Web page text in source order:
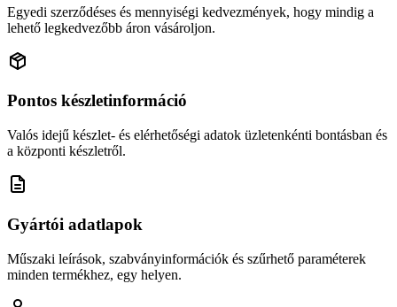
Egyedi szerződéses és mennyiségi kedvezmények, hogy mindig a
lehető legkedvezőbb áron vásároljon.
Pontos készletinformáció
Valós idejű készlet- és elérhetőségi adatok üzletenkénti bontásban és
a központi készletről.
Gyártói adatlapok
Műszaki leírások, szabványinformációk és szűrhető paraméterek
minden termékhez, egy helyen.